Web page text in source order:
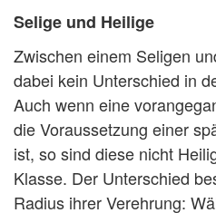
Selige und Heilige
Zwischen einem Seligen
dabei kein Unterschied in
Auch wenn eine
die Voraussetzung einer
ist, so sind diese nicht
Klasse. Der Unterschied
Radius ihrer Verehrung: